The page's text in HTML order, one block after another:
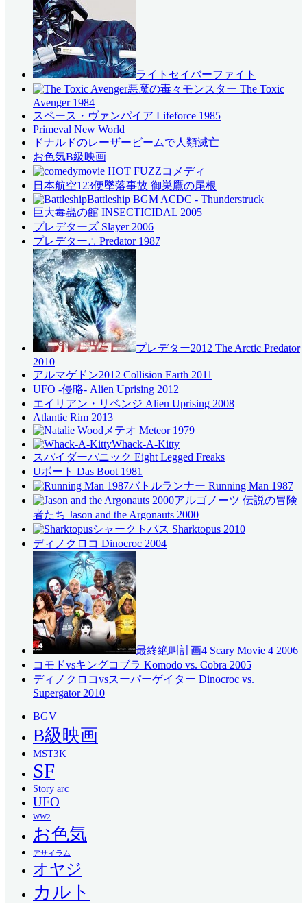
ライトセイバーファイト
悪魔の毒々モンスター The Toxic
Avenger 1984
スペース・ヴァンパイア Lifeforce 1985
Primeval New World
ドナルドのレーザービームで人類滅亡
お色気B級映画
コメディ
日本航空123便墜落事故 御巣鷹の尾根
Battleship BGM ACDC - Thunderstruck
巨大毒蟲の館 INSECTICIDAL 2005
プレデターズ Slayer 2006
プレデター∴ Predator 1987
プレデター2012 The Arctic Predator
2010
アルマゲドン2012 Collision Earth 2011
UFO -侵略- Alien Uprising 2012
エイリアン・リベンジ Alien Uprising 2008
Atlantic Rim 2013
メテオ Meteor 1979
Whack-A-Kitty
スパイダーパニック Eight Legged Freaks
Uボート Das Boot 1981
バトルランナー Running Man 1987
アルゴノーツ 伝説の冒険
者たち Jason and the Argonauts 2000
シャークトパス Sharktopus 2010
ディノクロコ Dinocroc 2004
最終絶叫計画4 Scary Movie 4 2006
コモドvsキングコブラ Komodo vs. Cobra 2005
ディノクロコvsスーパーゲイター Dinocroc vs.
Supergator 2010
BGV
B級映画
MST3K
SF
Story arc
UFO
WW2
お色気
アサイラム
オヤジ
カルト